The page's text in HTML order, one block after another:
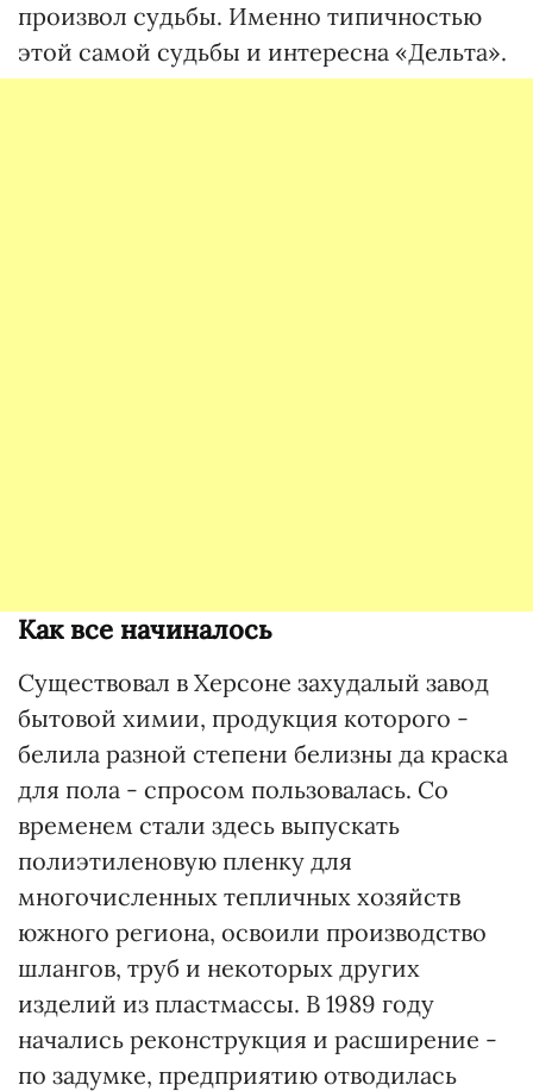
произвол судьбы. Именно типичностью
этой самой судьбы и интересна «Дельта».
Как все начиналось
Существовал в Херсоне захудалый завод
бытовой химии, продукция которого -
белила разной степени белизны да краска
для пола - спросом пользовалась. Со
временем стали здесь выпускать
полиэтиленовую пленку для
многочисленных тепличных хозяйств
южного региона, освоили производство
шлангов, труб и некоторых других
изделий из пластмассы. В 1989 году
начались реконструкция и расширение -
по задумке, предприятию отводилась